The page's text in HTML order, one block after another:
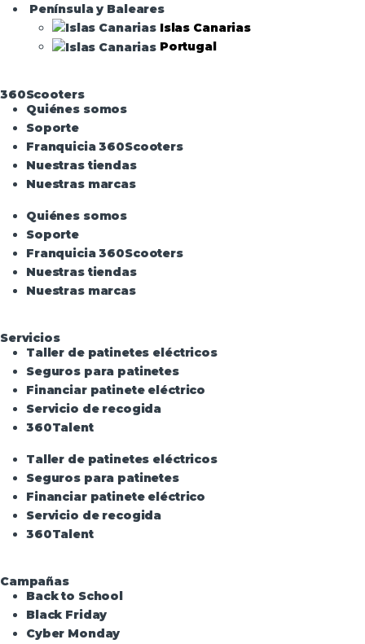
Península y Baleares
Islas Canarias
Portugal
360Scooters
Quiénes somos
Soporte
Franquicia 360Scooters
Nuestras tiendas
Nuestras marcas
Quiénes somos
Soporte
Franquicia 360Scooters
Nuestras tiendas
Nuestras marcas
Servicios
Taller de patinetes eléctricos
Seguros para patinetes
Financiar patinete eléctrico
Servicio de recogida
360Talent
Taller de patinetes eléctricos
Seguros para patinetes
Financiar patinete eléctrico
Servicio de recogida
360Talent
Campañas
Back to School
Black Friday
Cyber Monday